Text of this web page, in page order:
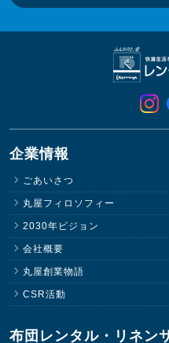
企業情報
ごあいさつ
丸屋フィロソフィー
2030年ビジョン
会社概要
丸屋創業物語
CSR活動
布団レンタル・リネン